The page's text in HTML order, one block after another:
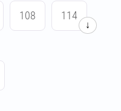
108 114
↓